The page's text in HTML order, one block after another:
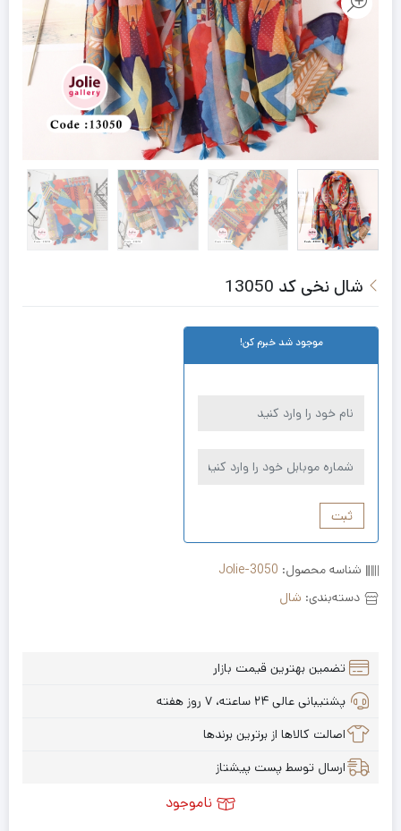
شال نخی کد 13050
موجود شد خبرم کن!
ثبت
شناسه محصول: Jolie-3050
دسته‌بندی: شال
تضمین بهترین قیمت بازار
پشتیبانی عالی ۲۴ ساعته، ۷ روز هفته
اصالت کالاها از برترین برندها
ارسال توسط پست پیشتاز
ناموجود